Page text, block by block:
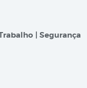
| Segurança